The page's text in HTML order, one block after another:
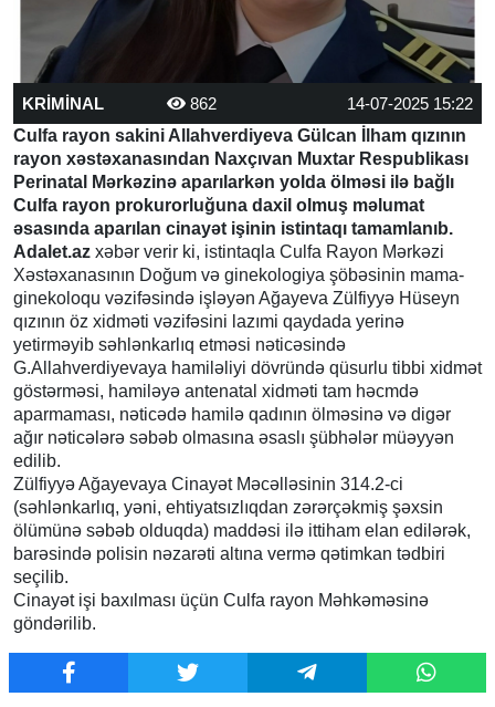
KRİMİNAL 862
14-07-2025 15:22
Culfa rayon sakini Allahverdiyeva Gülcan İlham qızının
rayon xəstəxanasından Naxçıvan Muxtar Respublikası
Perinatal Mərkəzinə aparılarkən yolda ölməsi ilə bağlı
Culfa rayon prokurorluğuna daxil olmuş məlumat
əsasında aparılan cinayət işinin istintaqı tamamlanıb.
Adalet.az xəbər verir ki, istintaqla Culfa Rayon Mərkəzi
Xəstəxanasının Doğum və ginekologiya şöbəsinin mama-
ginekoloqu vəzifəsində işləyən Ağayeva Zülfiyyə Hüseyn
qızının öz xidməti vəzifəsini lazımi qaydada yerinə
yetirməyib səhlənkarlıq etməsi nəticəsində
G.Allahverdiyevaya hamiləliyi dövründə qüsurlu tibbi xidmət
göstərməsi, hamiləyə antenatal xidməti tam həcmdə
aparmaması, nəticədə hamilə qadının ölməsinə və digər
ağır nəticələrə səbəb olmasına əsaslı şübhələr müəyyən
edilib.
Zülfiyyə Ağayevaya Cinayət Məcəlləsinin 314.2-ci
(səhlənkarlıq, yəni, ehtiyatsızlıqdan zərərçəkmiş şəxsin
ölümünə səbəb olduqda) maddəsi ilə ittiham elan edilərək,
barəsində polisin nəzarəti altına vermə qətimkan tədbiri
seçilib.
Cinayət işi baxılması üçün Culfa rayon Məhkəməsinə
göndərilib.